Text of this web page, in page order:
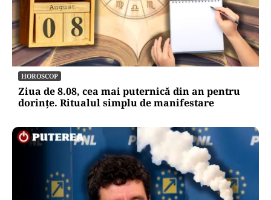
HOROSCOP
Ziua de 8.08, cea mai puternică din an pentru
dorințe. Ritualul simplu de manifestare